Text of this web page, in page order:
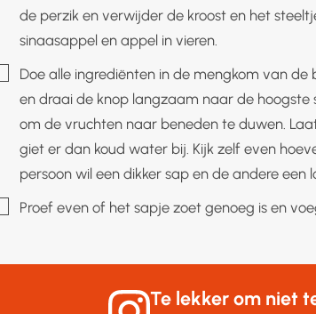
de perzik en verwijder de kroost en het
sinaasappel en appel in vieren.
▢Doe alle ingrediënten in de mengkom van de
en draai de knop langzaam naar de
om de vruchten naar beneden te duwen.
giet er dan koud water bij. Kijk zelf even
persoon wil een dikker sap en de andere een
▢Proef even of het sapje zoet genoeg is en
Te lekker om niet